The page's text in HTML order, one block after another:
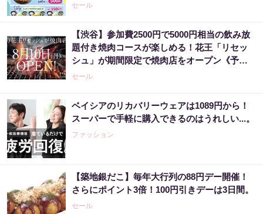
セール
【渋谷】参加費2500円で5000円相当の飲み放
題付き焼肉コースが楽しめる！花王「リセッ
シュ」が期間限定で焼肉店をオープン《予約
受付中》
セール
ベイシアのリカバリーウェアは1089円から！
スーパーで手軽に購入できるのはうれしい...。
ファッション
【築地銀だこ】毎年大行列の88円デー開催！
さらにポイント3倍！100円引きデーは3日間。
セール